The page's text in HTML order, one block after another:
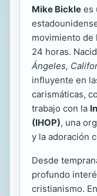
Mike Bickle es
movimiento de
24 horas.
Ángeles,
influyente en
carismáticas,
trabajo con la
(IHOP), una
y la adoración
Desde
profundo
cristianismo.